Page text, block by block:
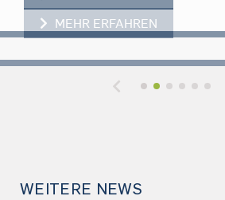
MEHR ERFAHREN
Previous
WEITERE NEWS